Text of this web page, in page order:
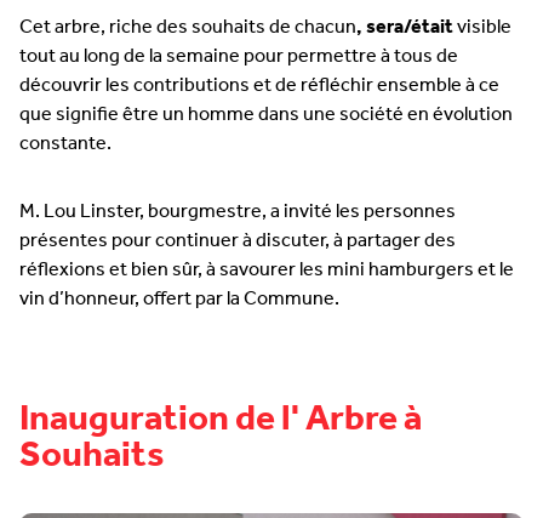
Cet arbre, riche des souhaits de chacun, sera/étaitvisible
tout au long de la semaine pour permettre à tous de
découvrir les contributions et de réfléchir ensemble à ce
que signifie être un homme dans une société en évolution
constante.
M. Lou Linster, bourgmestre, a invité les personnes
présentes pour continuer à discuter, à partager des
réflexions et bien sûr, à savourer les mini hamburgers et le
vin d’honneur, offert par la Commune.
Inauguration de l' Arbre à
Souhaits